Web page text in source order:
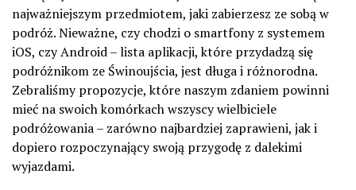
najważniejszym przedmiotem, jaki zabierzesz ze sobą w
podróż. Nieważne, czy chodzi o smartfony z systemem
iOS, czy Android – lista aplikacji, które przydadzą się
podróżnikom ze Świnoujścia, jest długa i różnorodna.
Zebraliśmy propozycje, które naszym zdaniem powinni
mieć na swoich komórkach wszyscy wielbiciele
podróżowania – zarówno najbardziej zaprawieni, jak i
dopiero rozpoczynający swoją przygodę z dalekimi
wyjazdami.